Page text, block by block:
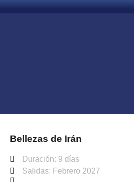
Bellezas de Irán
Duración: 9 días
Salidas: Febrero 2027